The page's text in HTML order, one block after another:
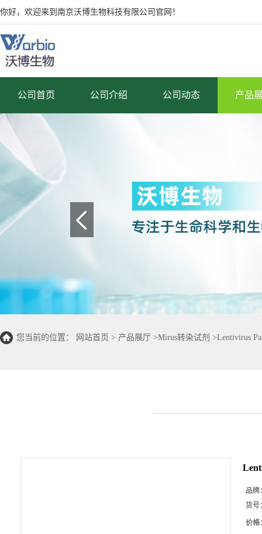
你好，欢迎来到南京沃博生物科技有限公司官网！
公司首页 公司介绍 公司动态 产品
您当前的位置： 网站首页 > 产品展厅 >Mirus转染试剂 >Lentivirus
品牌
货号
价格